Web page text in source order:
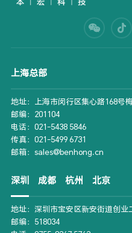
上海总部
地址：上海市闵行区集心路168号
邮编：201104
电话：021-5438 5846
传真：021-5499 6731
邮箱：sales@benhong.cn
深圳 成都 杭州 北京
地址：深圳市宝安区新安街道创业
邮编：518034